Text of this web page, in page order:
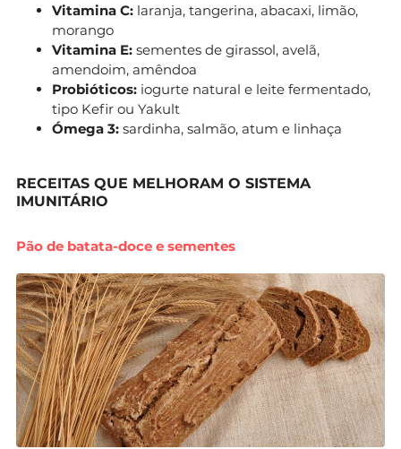
Vitamina C: laranja, tangerina, abacaxi, limão,
morango
Vitamina E: sementes de girassol, avelã,
amendoim, amêndoa
Probióticos: iogurte natural e leite fermentado,
tipo Kefir ou Yakult
Ómega 3: sardinha, salmão, atum e linhaça
RECEITAS QUE MELHORAM O SISTEMA
IMUNITÁRIO
Pão de batata-doce e sementes